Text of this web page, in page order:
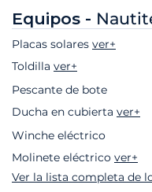
Equipos -
Placas solares ver+
Toldilla ver+
Pescante de bote
Ducha en cubierta ver+
Winche eléctrico
Molinete eléctrico ver+
Ver la lista completa de